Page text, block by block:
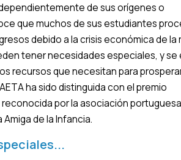
de sus orígenes o
que muchos de sus estudiantes
debido a la crisis económica de la
tener necesidades especiales, y
recursos que necesitan para
ha sido distinguida con el premio
por la asociación
de la Infancia.